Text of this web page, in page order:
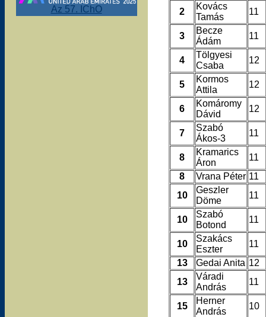
Az 57. IChO 2
Kovács
Tamás
11
3
Becze
Ádám
11
4
Tölgyesi
Csaba
12
5
Kormos
Attila
12
6
Komáromy
Dávid
12
7
Szabó
Ákos-3
11
8
Kramarics
Áron
11
8
Vrana Péter 11
10
Geszler
Döme
11
10
Szabó
Botond
11
10
Szakács
Eszter
11
13
Gedai Anita 12
13
Váradi
András
11
15
Herner
András
10